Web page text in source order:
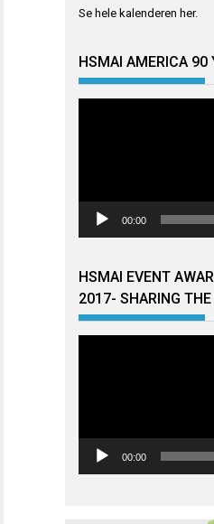
Se hele kalenderen her.
HSMAI AMERICA 90
00:00
HSMAI EVENT
2017- SHARING THE
00:00